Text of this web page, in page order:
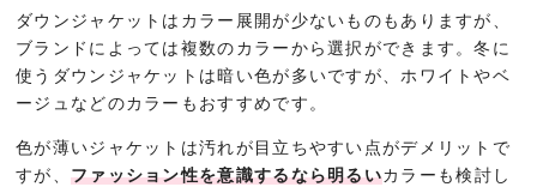
ダウンジャケットはカラー展開が少ないものもありますが、
ブランドによっては複数のカラーから選択ができます。冬に
使うダウンジャケットは暗い色が多いですが、ホワイトやベ
ージュなどのカラーもおすすめです。
色が薄いジャケットは汚れが目立ちやすい点がデメリットで
すが、 ファッション性を意識するなら明るいカラーも検討し